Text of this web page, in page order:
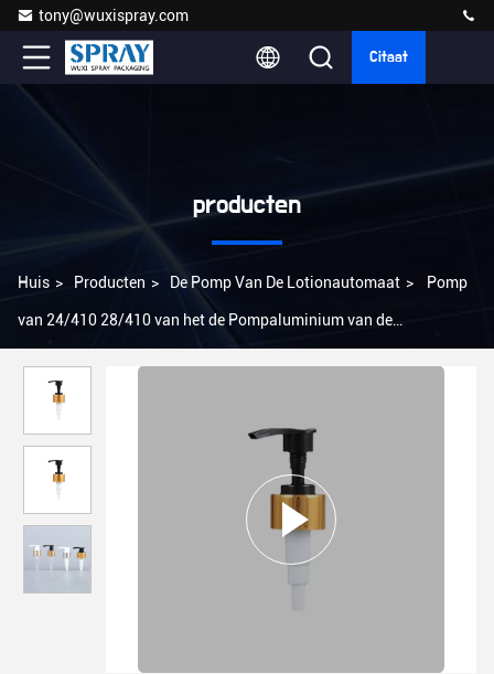
tony@wuxispray.com
Citaat
producten
Huis > Producten > De Pomp Van De Lotionautomaat > Pomp
van 24/410 28/410 van het de Pompaluminium van de